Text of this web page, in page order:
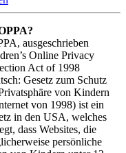
ausgeschrieben
Online Privacy
Act of 1998
Gesetz zum Schutz
von Kindern
von 1998) ist ein
in den USA, welches
dass Websites, die
persönliche